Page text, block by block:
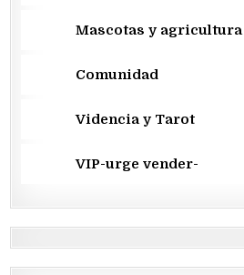
Mascotas y agricultura
Comunidad
Videncia y Tarot
VIP-urge vender-